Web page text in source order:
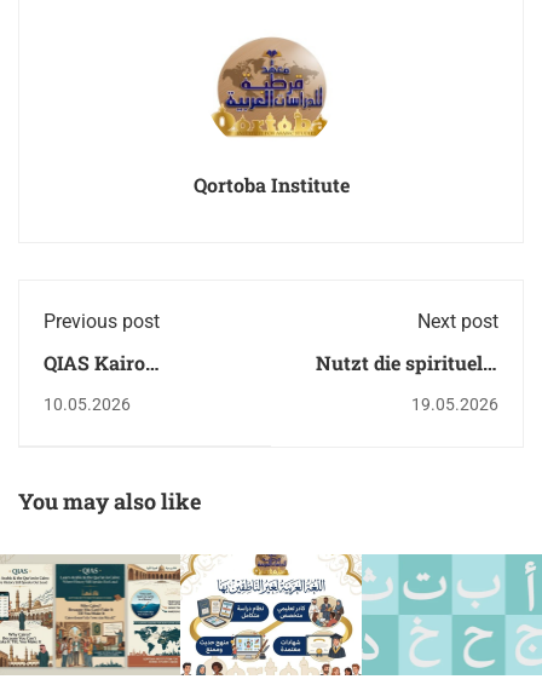
Qortoba Institute
Previous post
QIAS Kairo
die Sprache dort, wo
10.05.2026
Next post
Nutzt die spirituelle
Haddsch
19.05.2026
You may also like